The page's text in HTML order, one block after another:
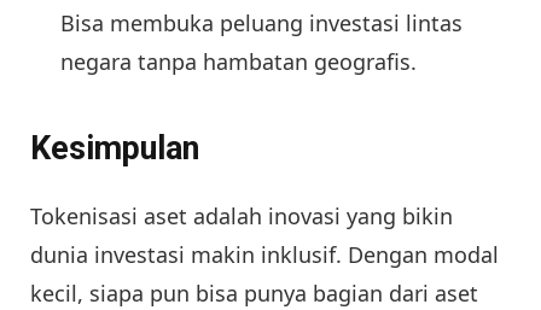
Bisa membuka peluang investasi lintas
negara tanpa hambatan geografis.
Kesimpulan
Tokenisasi aset adalah inovasi yang bikin
dunia investasi makin inklusif. Dengan modal
kecil, siapa pun bisa punya bagian dari aset